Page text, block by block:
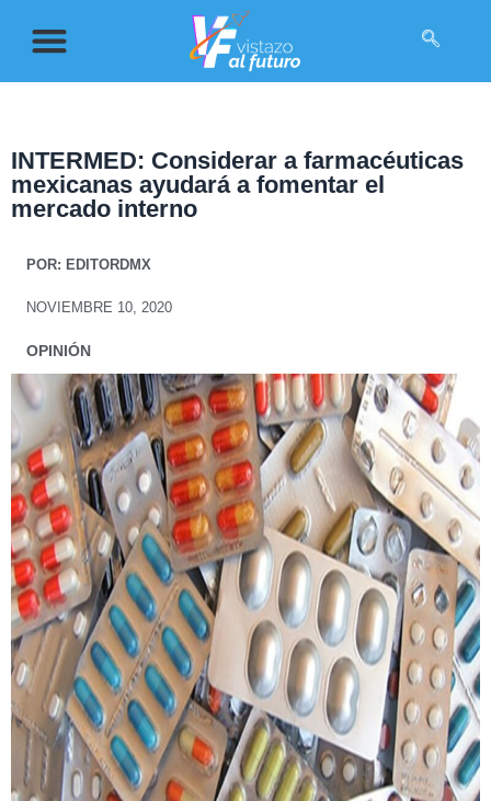
INTERMED: Considerar a farmacéuticas
mexicanas ayudará a fomentar el
mercado interno
POR: EDITORDMX
NOVIEMBRE 10, 2020
OPINIÓN